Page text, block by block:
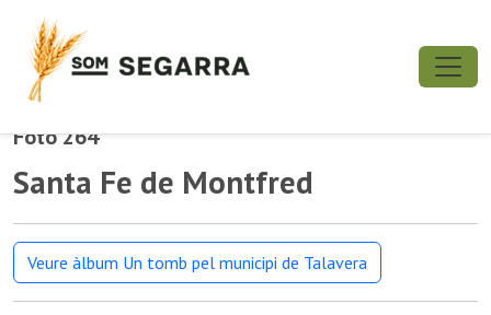
Foto 264
Santa Fe de Montfred
Veure àlbum Un tomb pel municipi de Talavera